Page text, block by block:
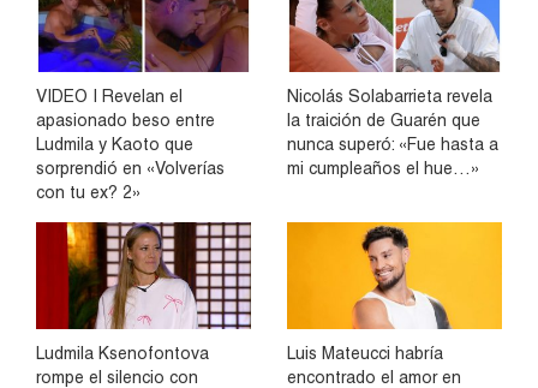
VIDEO | Revelan el
apasionado beso entre
Ludmila y Kaoto que
sorprendió en «Volverías
con tu ex? 2»
Nicolás Solabarrieta revela
la traición de Guarén que
nunca superó: «Fue hasta a
mi cumpleaños el hue…»
Ludmila Ksenofontova
rompe el silencio con
Luis Mateucci habría
encontrado el amor en